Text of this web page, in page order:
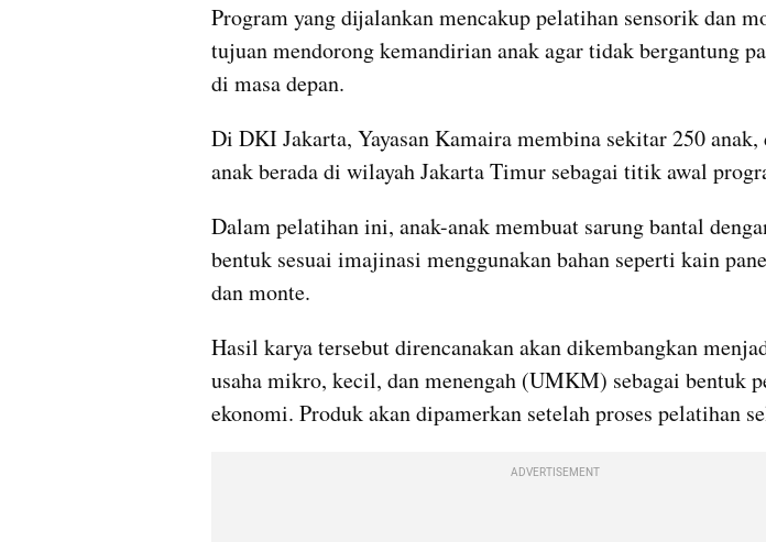
Program yang dijalankan mencakup pelatihan sensorik dan
tujuan mendorong kemandirian anak agar tidak bergantung
di masa depan.
Di DKI Jakarta, Yayasan Kamaira membina sekitar 250 anak,
anak berada di wilayah Jakarta Timur sebagai titik awal
Dalam pelatihan ini, anak-anak membuat sarung bantal
bentuk sesuai imajinasi menggunakan bahan seperti kain
dan monte.
Hasil karya tersebut direncanakan akan dikembangkan
usaha mikro, kecil, dan menengah (UMKM) sebagai bentuk
ekonomi. Produk akan dipamerkan setelah proses pelatihan
ADVERTISEMENT